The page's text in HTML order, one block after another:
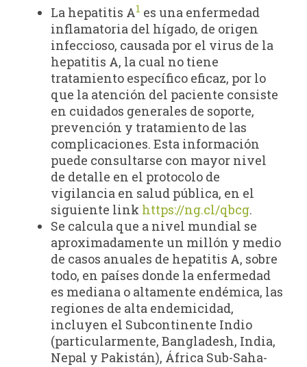
La hepatitis A1 es una enfermedad
inflamatoria del hígado, de origen
infeccioso, causada por el virus de la
hepatitis A, la cual no tiene
tratamiento específico eficaz, por lo
que la atención del paciente consiste
en cuidados generales de soporte,
prevención y tratamiento de las
complicaciones. Esta información
puede consultarse con mayor nivel
de detalle en el protocolo de
vigilancia en salud pública, en el
siguiente link https://ng.cl/qbcg.
Se calcula que a nivel mundial se
aproximadamente un millón y medio
de casos anuales de hepatitis A, sobre
todo, en países donde la enfermedad
es mediana o altamente endémica, las
regiones de alta endemicidad,
incluyen el Subcontinente Indio
(particularmente, Bangladesh, India,
Nepal y Pakistán), África Sub-Saha-